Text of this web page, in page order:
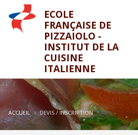
ECOLE
FRANÇAISE DE
PIZZAIOLO -
INSTITUT DE LA
CUISINE
ITALIENNE
ACCUEIL DEVIS / INSCRIPTION